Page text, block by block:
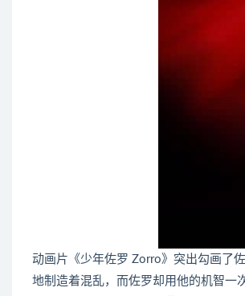
动画片《少年佐罗 Zorro》突出勾画了
地制造着混乱，而佐罗却用他的机智一